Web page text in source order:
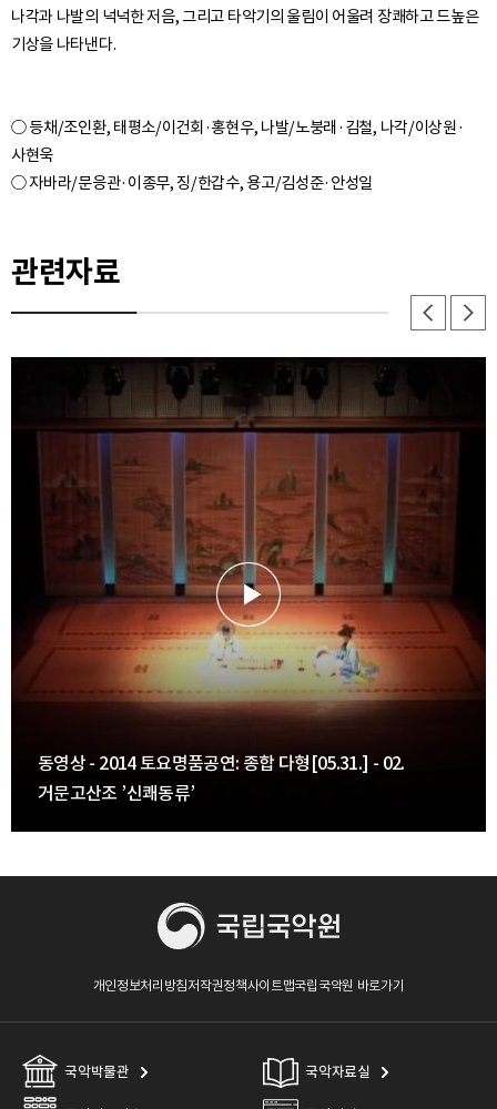
나각과 나발의 넉넉한 저음, 그리고 타악기의 울림이 어울려 장쾌하고 드높은
○ 등채/조인환, 태평소/이건회·홍현우, 나발/노붕래·김철, 나각/이상원·
사현욱
관련자료
동영상 - 2014 토요명품공연: 종합 다형[05.31.] - 02.
거문고산조 ’신쾌동류’
개인정보처리방침저작권정책사이트맵국립국악원 바로가기
국악박물관 국악자료실